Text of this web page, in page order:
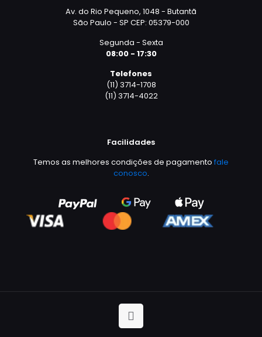
Av. do Rio Pequeno, 1048 - Butantã
São Paulo - SP CEP: 05379-000
Segunda - Sexta
08:00 - 17:30
Telefones
(11) 3714-1708
(11) 3714-4022
Facilidades
Temos as melhores condições de pagamento fale
conosco.